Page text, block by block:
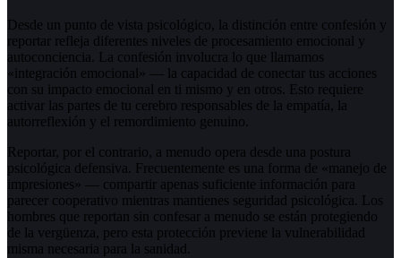
Desde un punto de vista psicológico, la distinción entre confesión y
reportar refleja diferentes niveles de procesamiento emocional y
autoconciencia. La confesión involucra lo que llamamos
«integración emocional» — la capacidad de conectar tus acciones
con su impacto emocional en ti mismo y en otros. Esto requiere
activar las partes de tu cerebro responsables de la empatía, la
autorreflexión y el remordimiento genuino.
Reportar, por el contrario, a menudo opera desde una postura
psicológica defensiva. Frecuentemente es una forma de «manejo de
impresiones» — compartir apenas suficiente información para
parecer cooperativo mientras mantienes seguridad psicológica. Los
hombres que reportan sin confesar a menudo se están protegiendo
de la vergüenza, pero esta protección previene la vulnerabilidad
misma necesaria para la sanidad.